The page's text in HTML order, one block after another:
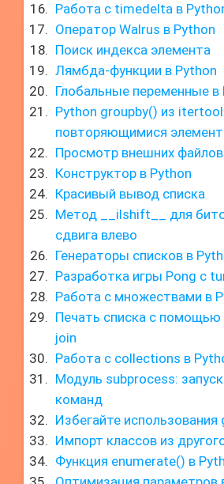
Работа с timedelta в
Оператор Walrus в Python
Поиск индекса элемента
Лямбда-функции в Python
Глобальные переменные в
Python groupby() из
повторяющимися
Просмотр внешних
Конструктор в Python
Красивый вывод списка
Метод __ilshift__ для
сдвига влево
Генераторы списков в
Разработка игры Pong с
Работа с множествами в
Печать списка с
join
Работа с collections в
Модуль subprocess:
команд
Избегайте использования
Импорт классов из
Функция enumerate() в